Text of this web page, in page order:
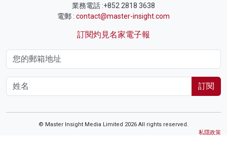
業務電話 :+852 2818 3638
電郵 : contact@master-insight.com
訂閱灼見名家電子報
訂閱
© Master Insight Media Limited 2026 All rights reserved.
私隱政策